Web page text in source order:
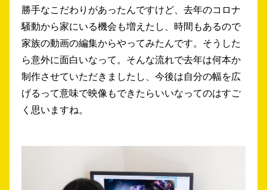
勝手なこだわりがあったんですけど、去年のコロナ
騒動から家にいる機会も増えたし、時間もあるので
家族の動画の編集からやってみたんです。そうした
ら意外に面白いなって。そんな流れで去年は何本か
制作させていただきましたし、今後は自分の幅を広
げるって意味で映像もできたらいいなってのはすご
く思いますね。